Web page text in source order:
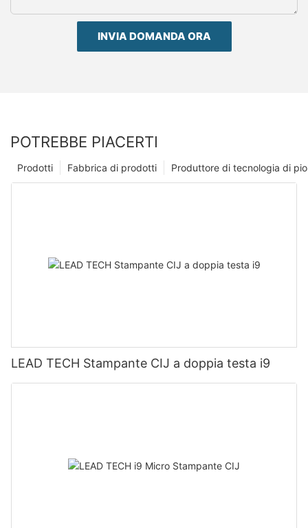
INVIA DOMANDA ORA
POTREBBE PIACERTI
Produttore di tecnologia di
Fabbrica di prodotti
Prodotti
LEAD TECH Stampante CIJ a doppia testa i9